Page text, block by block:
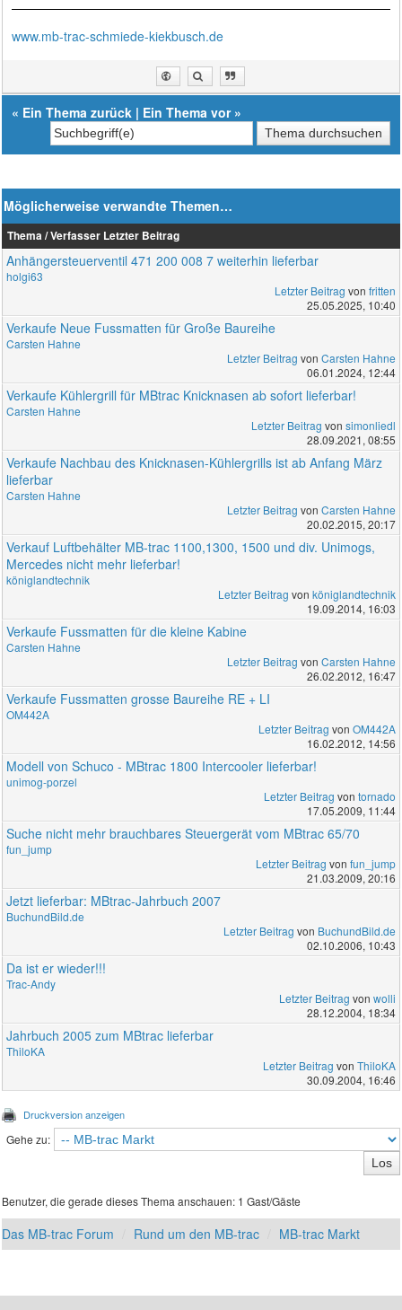
www.mb-trac-schmiede-kiekbusch.de
« Ein Thema zurück | Ein Thema vor»
Möglicherweise verwandte Themen…
Thema / Verfasser Letzter Beitrag
Anhängersteuerventil 471 200 008 7 weiterhin lieferbar
holgi63
Letzter Beitrag von fritten
25.05.2025, 10:40
Verkaufe Neue Fussmatten für Große Baureihe
Carsten Hahne
Letzter Beitrag von Carsten Hahne
06.01.2024, 12:44
Verkaufe Kühlergrill für MBtrac Knicknasen ab sofort lieferbar!
Carsten Hahne
Letzter Beitrag von simonliedl
28.09.2021, 08:55
Verkaufe Nachbau des Knicknasen-Kühlergrills ist ab Anfang März
lieferbar
Carsten Hahne
Letzter Beitrag von Carsten Hahne
20.02.2015, 20:17
Verkauf Luftbehälter MB-trac 1100,1300, 1500 und div. Unimogs,
Mercedes nicht mehr lieferbar!
königlandtechnik
Letzter Beitrag von königlandtechnik
19.09.2014, 16:03
Verkaufe Fussmatten für die kleine Kabine
Carsten Hahne
Letzter Beitrag von Carsten Hahne
26.02.2012, 16:47
Verkaufe Fussmatten grosse Baureihe RE + LI
OM442A
Letzter Beitrag von OM442A
16.02.2012, 14:56
Modell von Schuco - MBtrac 1800 Intercooler lieferbar!
unimog-porzel
Letzter Beitrag von tornado
17.05.2009, 11:44
Suche nicht mehr brauchbares Steuergerät vom MBtrac 65/70
fun_jump
Letzter Beitrag von fun_jump
21.03.2009, 20:16
Jetzt lieferbar: MBtrac-Jahrbuch 2007
BuchundBild.de
Letzter Beitrag von BuchundBild.de
02.10.2006, 10:43
Da ist er wieder!!!
Trac-Andy
Letzter Beitrag von wolli
28.12.2004, 18:34
Jahrbuch 2005 zum MBtrac lieferbar
ThiloKA
Letzter Beitrag von ThiloKA
30.09.2004, 16:46
Druckversion anzeigen
Gehe zu:
Benutzer, die gerade dieses Thema anschauen: 1 Gast/Gäste
Das MB-trac Forum Rund um den MB-trac MB-trac Markt